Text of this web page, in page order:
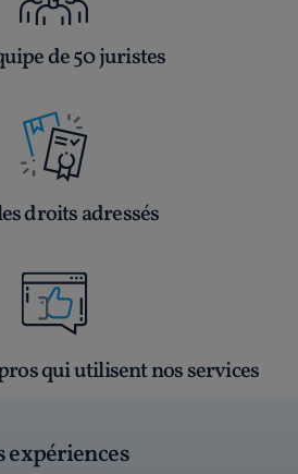
de 50 juristes
droits adressés
qui utilisent nos services
expériences